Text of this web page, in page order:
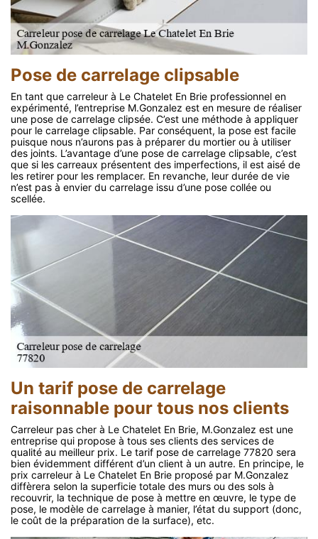
Pose de carrelage clipsable
En tant que carreleur à Le Chatelet En Brie professionnel en
expérimenté, l’entreprise M.Gonzalez est en mesure de réaliser
une pose de carrelage clipsée. C’est une méthode à appliquer
pour le carrelage clipsable. Par conséquent, la pose est facile
puisque nous n’aurons pas à préparer du mortier ou à utiliser
des joints. L’avantage d’une pose de carrelage clipsable, c’est
que si les carreaux présentent des imperfections, il est aisé de
les retirer pour les remplacer. En revanche, leur durée de vie
n’est pas à envier du carrelage issu d’une pose collée ou
scellée.
Un tarif pose de carrelage
raisonnable pour tous nos clients
Carreleur pas cher à Le Chatelet En Brie, M.Gonzalez est une
entreprise qui propose à tous ses clients des services de
qualité au meilleur prix. Le tarif pose de carrelage 77820 sera
bien évidemment différent d’un client à un autre. En principe, le
prix carreleur à Le Chatelet En Brie proposé par M.Gonzalez
diffèrera selon la superficie totale des murs ou des sols à
recouvrir, la technique de pose à mettre en œuvre, le type de
pose, le modèle de carrelage à manier, l’état du support (donc,
le coût de la préparation de la surface), etc.